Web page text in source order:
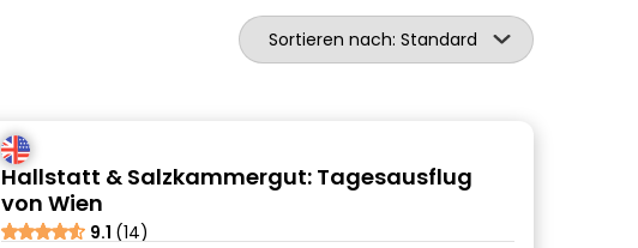
Sortieren nach: Standard
Hallstatt & Salzkammergut: Tagesausflug
von Wien
9.1 (14)